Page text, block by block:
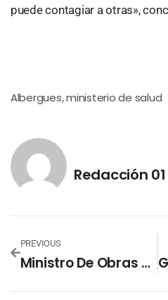
puede contagiar a otras»,
Albergues,ministerio de salud
Redacción 01
PREVIOUS
Ministro De Obras Públicas Confirma Que Pronto Iniciarán Las Obras Para Recuperar El Parque Recreativo Los Chorros